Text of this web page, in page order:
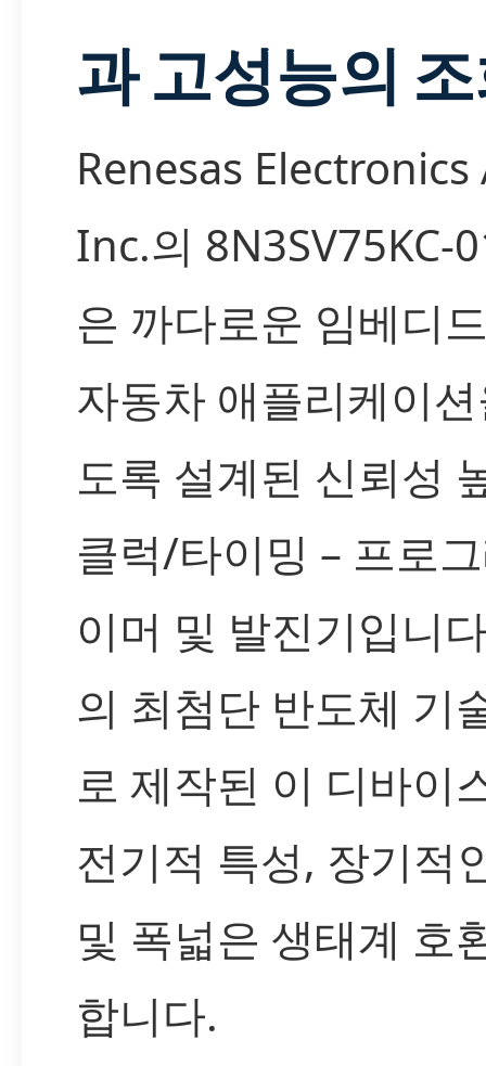
과 고성능의
Renesas
Inc.의 8N3SV75KC-
은 까다로운 임베디
자동차 애플리케이
도록 설계된 신뢰성
클럭/타이밍 – 프로
이머 및 발진기입니
의 최첨단 반도체 기
로 제작된 이 디바이
전기적 특성, 장기적
및 폭넓은 생태계 호
합니다.